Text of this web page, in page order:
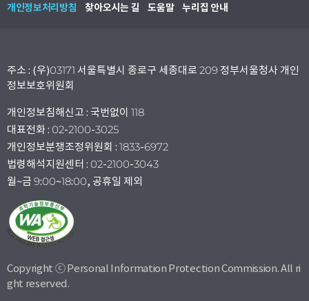
개인정보처리방침 찾아오시는 길 도움말 누리집 안내
주소 : (우)03171 서울특별시 종로구 세종대로 209 정부서울청사 개인
정보보호위원회
개인정보침해신고 : 국번없이 118
대표전화 : 02-2100-3025
개인정보분쟁조정위원회 : 1833-6972
법령해석지원센터 : 02-2100-3043
월~금 9:00~18:00, 공휴일 제외
Copyright ⓒ Personal Information Protection Commission. All ri
ght reserved.